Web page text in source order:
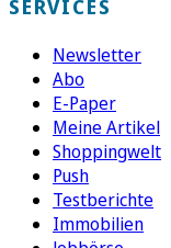
SERVICES
Newsletter
Abo
E-Paper
Meine Artikel
Shoppingwelt
Push
Testberichte
Immobilien